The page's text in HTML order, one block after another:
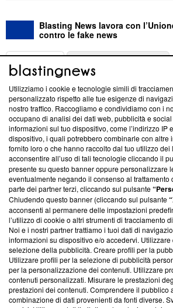
Blasting News lavora con
contro le fake news
ABOUT
Questa sezione offre informazioni
News, sui nostri processi editoriali e su
creare news di qualità. Inoltre, afferma la
‘Trust Project - News with Integrity’
ancora membro del programma, ma ha
parte; Trust Project non ha ancora
conformità agli standard.
Su di noi
Team editoriale
Corporate
Redazione
Informativa Privacy
Cookie Policy
Utilizziamo i cookie e tecnologie simili di
personalizzato rispetto alle tue esigenze di
nostro traffico. Raccogliamo e condividiamo con i
occupano di analisi dei dati web, pubblicità e
informazioni sul tuo dispositivo, come l’indirizzo IP
dispositivo, i quali potrebbero combinarle con altre
fornito loro o che hanno raccolto dal tuo utilizzo dei
acconsentire all’uso di tali tecnologie cliccando il
presente su questo banner oppure personalizzare
eventualmente negando il consenso al trattamento
parte dei partner terzi, cliccando sul pulsante
Chiudendo questo banner (cliccando sul pulsante
acconsenti al permanere delle impostazioni
l’utilizzo di cookie o altri strumenti di tracciamento
Noi e i nostri partner trattiamo i tuoi dati di
informazioni su dispositivo e/o accedervi. Utilizzare
selezione della pubblicità. Creare profili per la
Utilizzare profili per la selezione di pubblicità
per la personalizzazione dei contenuti. Utilizzare
contenuti personalizzati. Misurare le prestazioni
prestazioni dei contenuti. Comprendere il pubblico
combinazione di dati provenienti da fonti diverse.